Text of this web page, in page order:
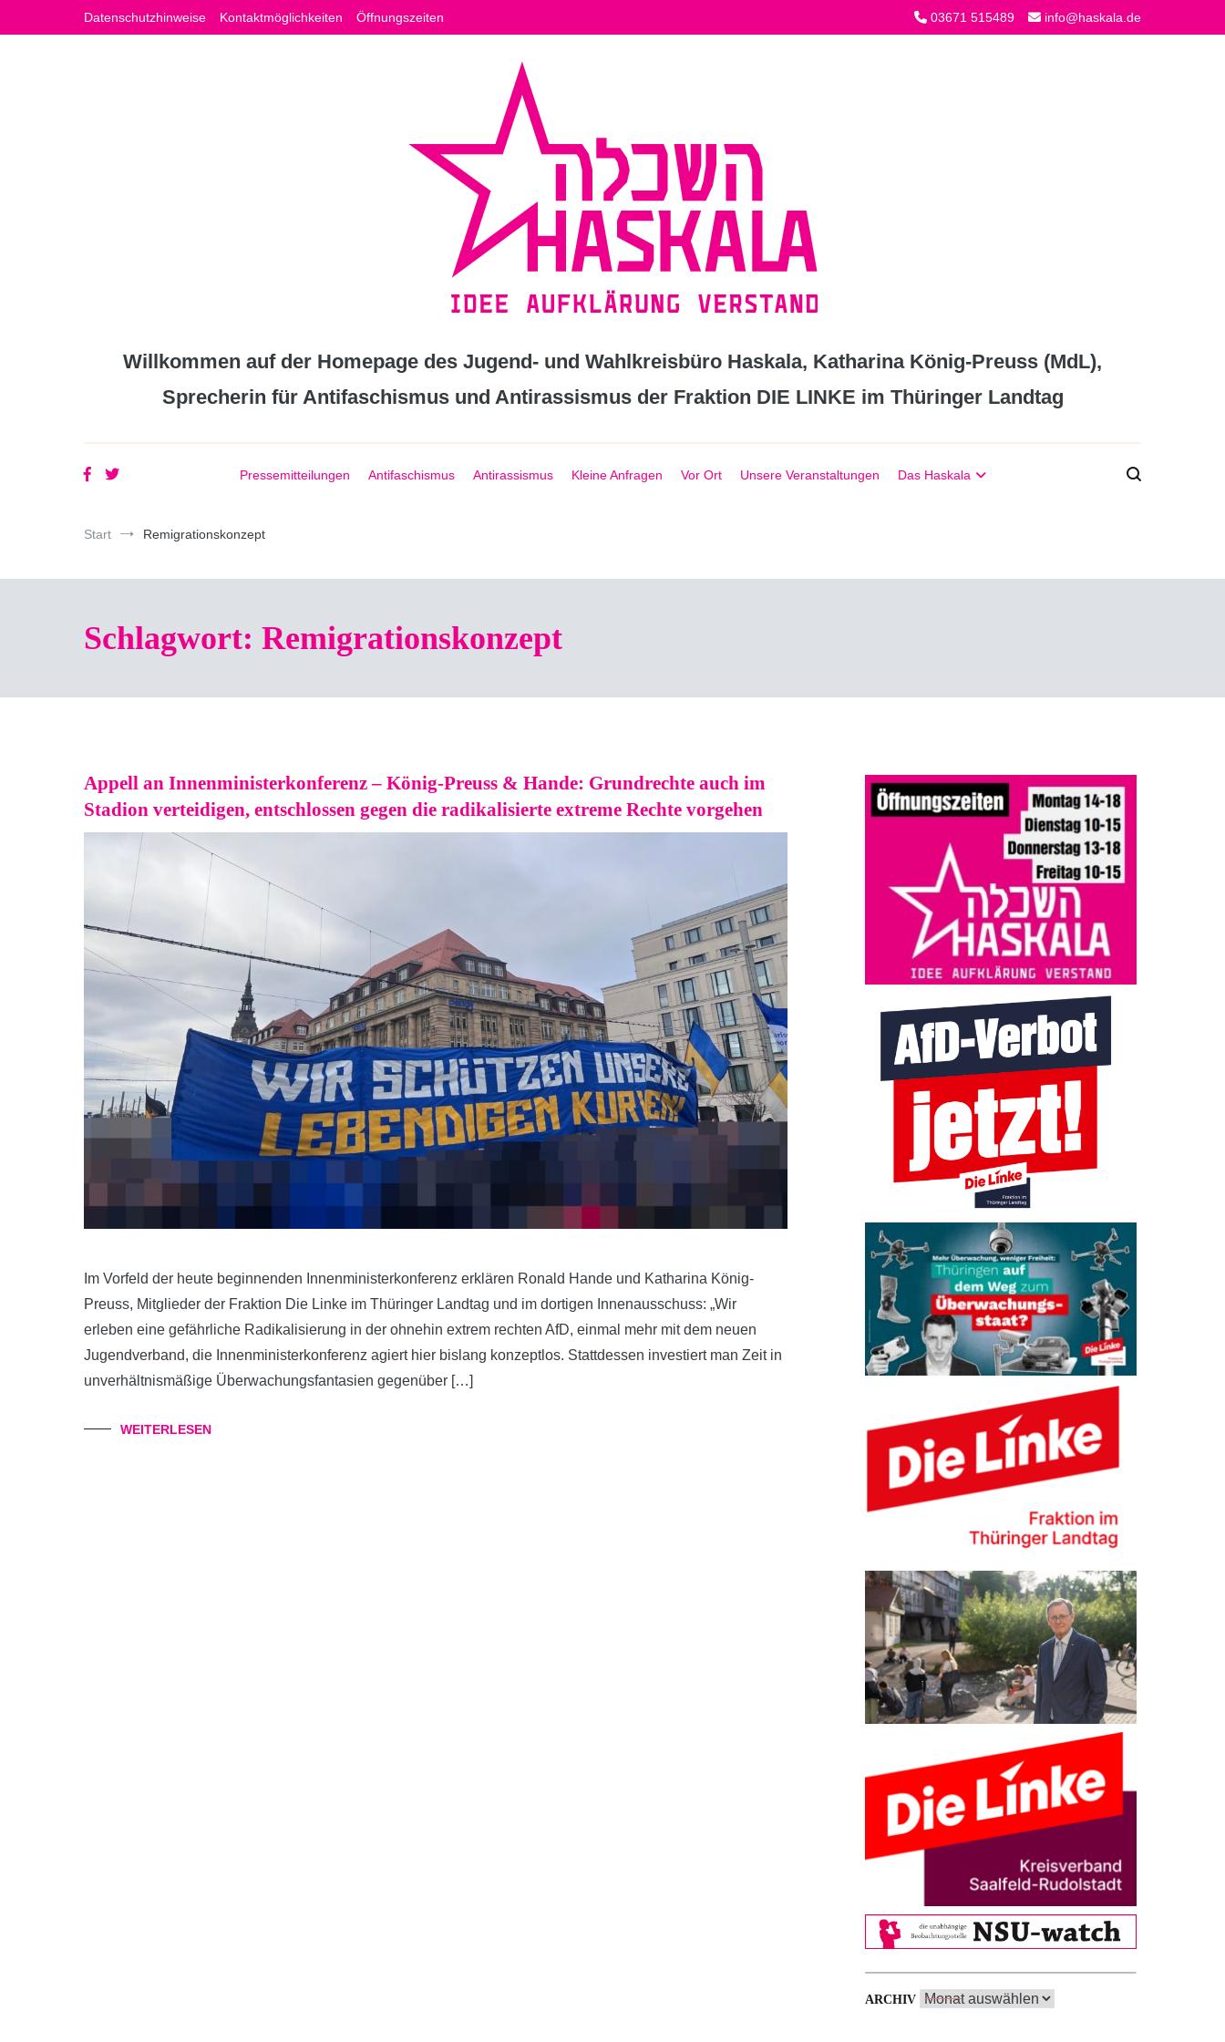
springen
Datenschutzhinweise Kontaktmöglichkeiten Öffnungszeiten 03671 515489 info@haskala.de
Willkommen auf der Homepage des Jugend- und Wahlkreisbüro Haskala, Katharina König-Preuss (MdL),
Sprecherin für Antifaschismus und Antirassismus der Fraktion DIE LINKE im Thüringer Landtag
Pressemitteilungen Antifaschismus Antirassismus Kleine Anfragen Vor Ort Unsere Veranstaltungen Das Haskala
Start Remigrationskonzept
Schlagwort: Remigrationskonzept
Appell an Innenministerkonferenz – König-Preuss & Hande: Grundrechte auch im
Stadion verteidigen, entschlossen gegen die radikalisierte extreme Rechte vorgehen
Im Vorfeld der heute beginnenden Innenministerkonferenz erklären Ronald Hande und Katharina König-
Preuss, Mitglieder der Fraktion Die Linke im Thüringer Landtag und im dortigen Innenausschuss: „Wir
erleben eine gefährliche Radikalisierung in der ohnehin extrem rechten AfD, einmal mehr mit dem neuen
Jugendverband, die Innenministerkonferenz agiert hier bislang konzeptlos. Stattdessen investiert man Zeit in
unverhältnismäßige Überwachungsfantasien gegenüber […]
WEITERLESEN
ARCHIV Archiv